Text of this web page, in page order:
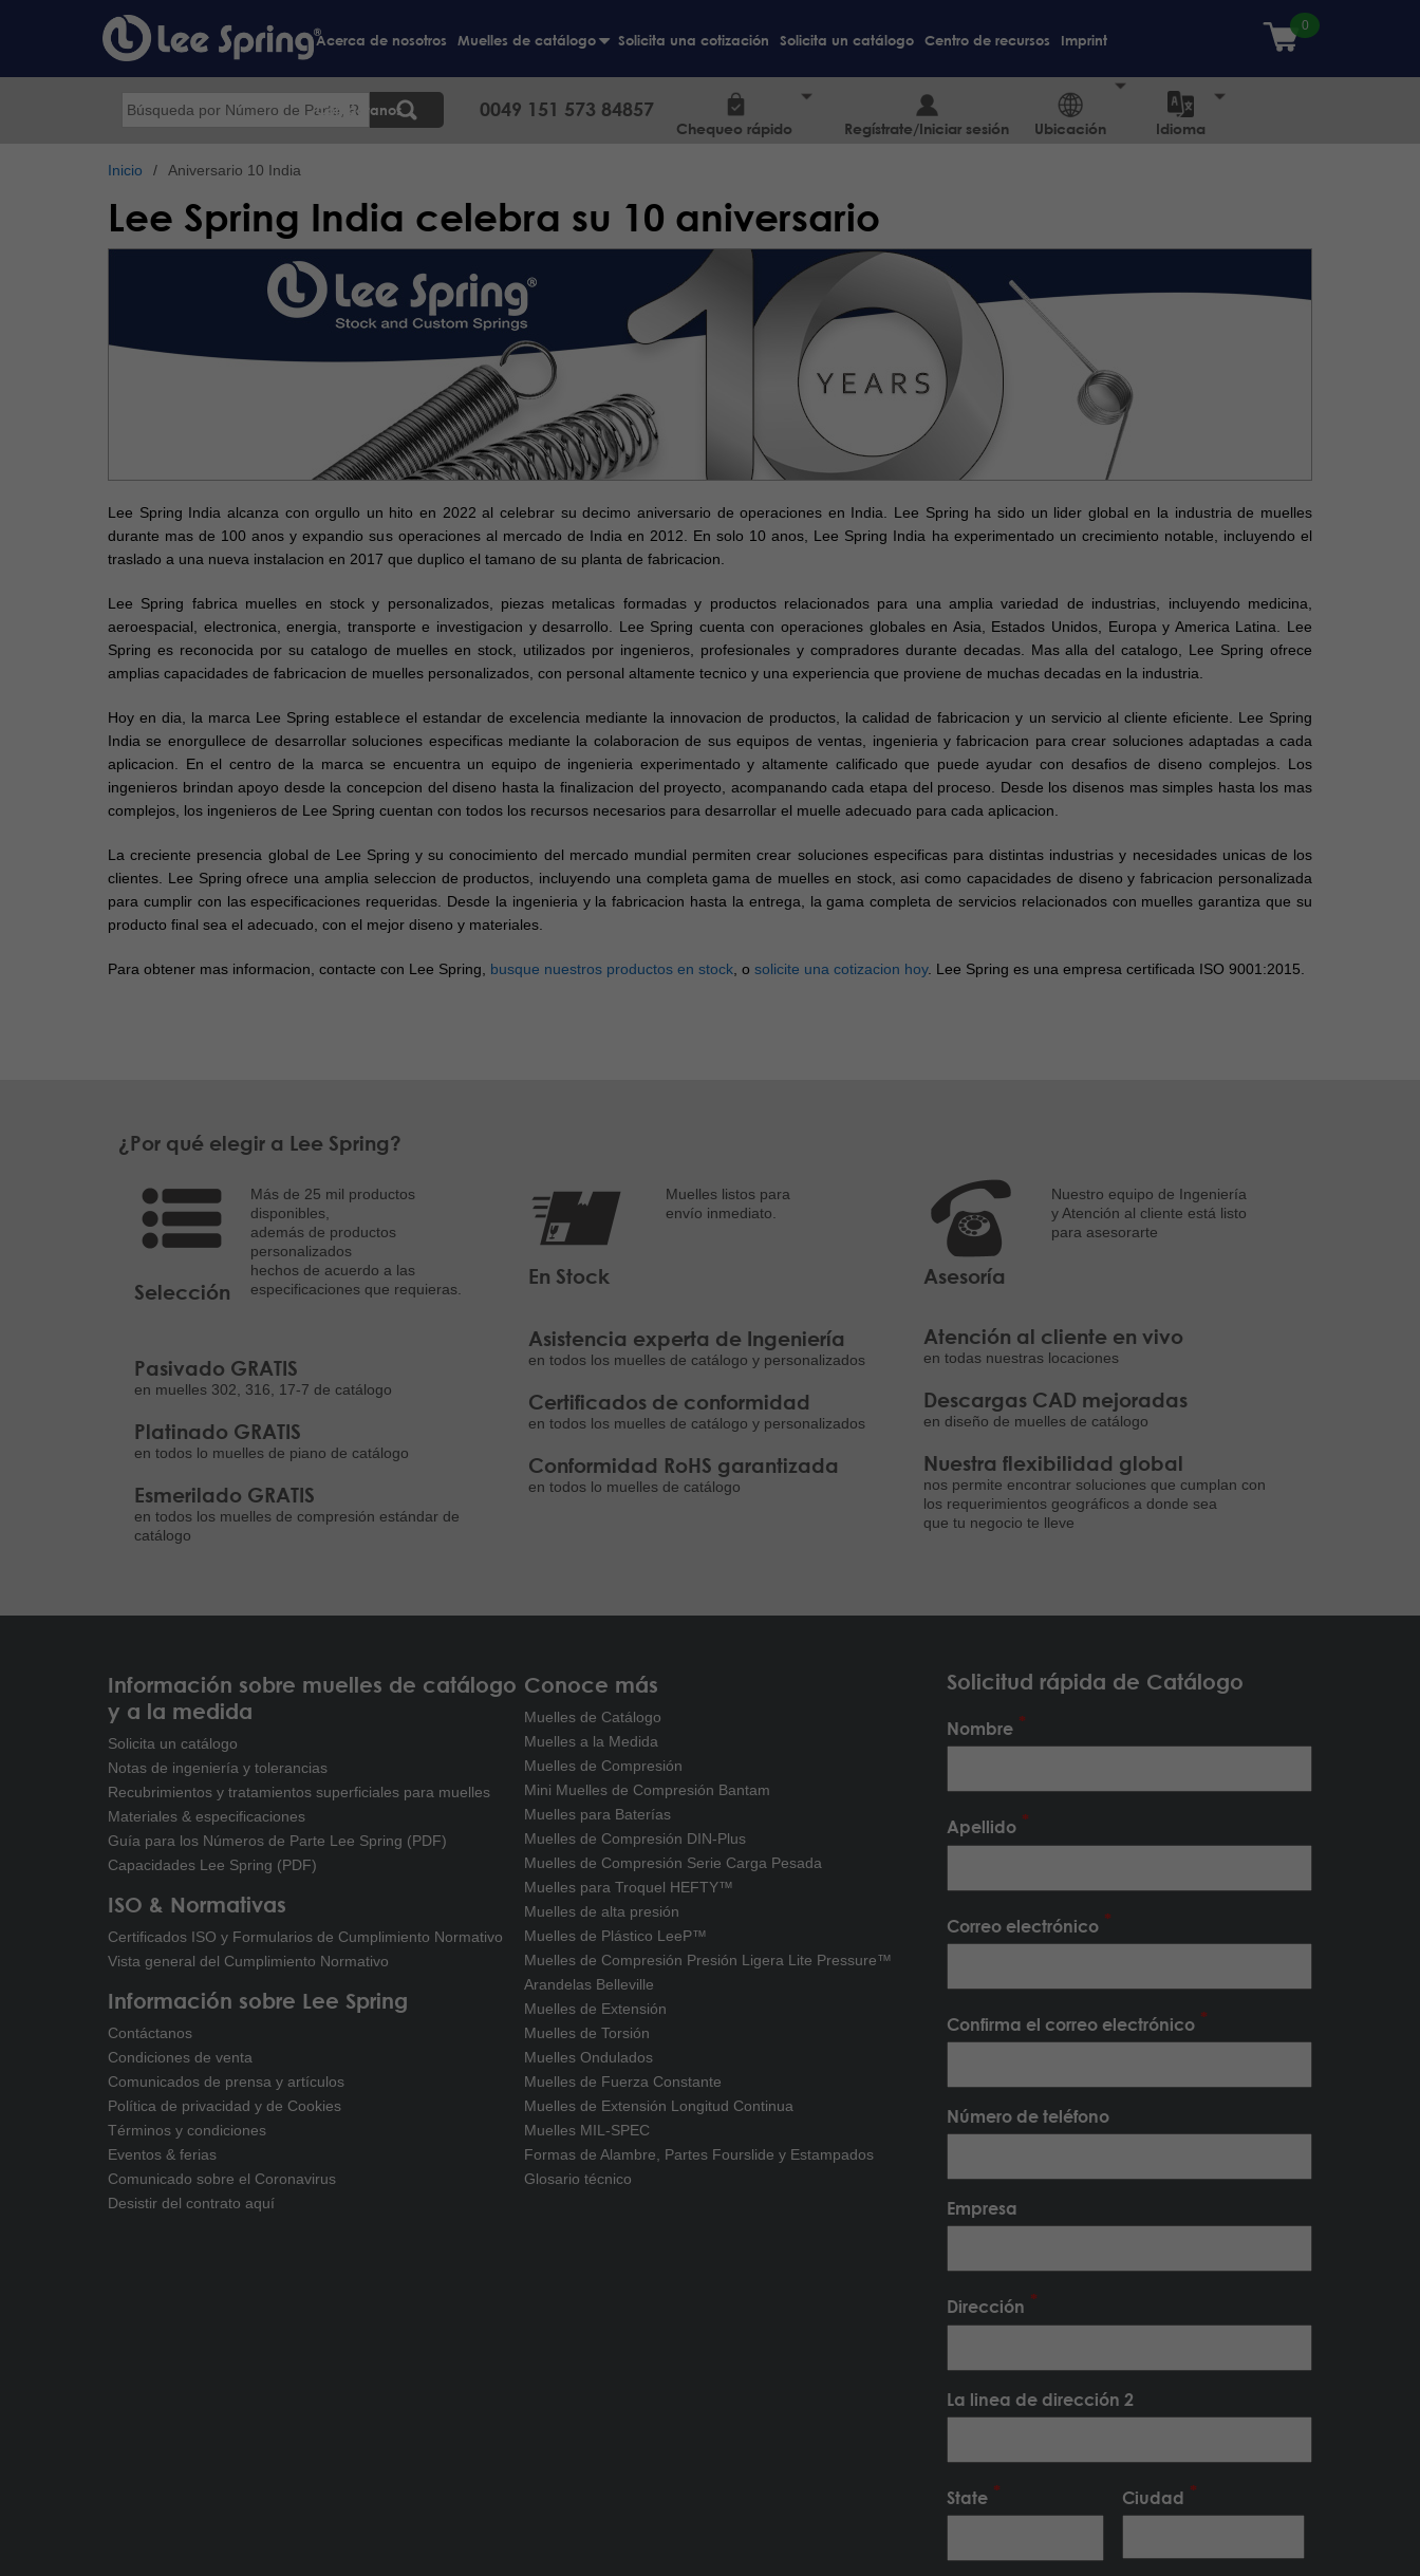
principal
Acerca de nosotros Muelles de catálogo Solicita una cotización Solicita un catálogo Centro de recursos Imprint
Contáctanos 0049 151 573 84857
Chequeo rápido Regístrate/Iniciar sesión Ubicación Idioma
Inicio Aniversario 10 India
Lee Spring India celebra su 10 aniversario
Lee Spring India alcanza con orgullo un hito en 2022 al celebrar su decimo aniversario de operaciones en India. Lee Spring ha sido un lider global en la industria de muelles
durante mas de 100 anos y expandio sus operaciones al mercado de India en 2012. En solo 10 anos, Lee Spring India ha experimentado un crecimiento notable, incluyendo el
traslado a una nueva instalacion en 2017 que duplico el tamano de su planta de fabricacion.
Lee Spring fabrica muelles en stock y personalizados, piezas metalicas formadas y productos relacionados para una amplia variedad de industrias, incluyendo medicina,
aeroespacial, electronica, energia, transporte e investigacion y desarrollo. Lee Spring cuenta con operaciones globales en Asia, Estados Unidos, Europa y America Latina. Lee
Spring es reconocida por su catalogo de muelles en stock, utilizados por ingenieros, profesionales y compradores durante decadas. Mas alla del catalogo, Lee Spring ofrece
amplias capacidades de fabricacion de muelles personalizados, con personal altamente tecnico y una experiencia que proviene de muchas decadas en la industria.
Hoy en dia, la marca Lee Spring establece el estandar de excelencia mediante la innovacion de productos, la calidad de fabricacion y un servicio al cliente eficiente. Lee Spring
India se enorgullece de desarrollar soluciones especificas mediante la colaboracion de sus equipos de ventas, ingenieria y fabricacion para crear soluciones adaptadas a cada
aplicacion. En el centro de la marca se encuentra un equipo de ingenieria experimentado y altamente calificado que puede ayudar con desafios de diseno complejos. Los
ingenieros brindan apoyo desde la concepcion del diseno hasta la finalizacion del proyecto, acompanando cada etapa del proceso. Desde los disenos mas simples hasta los mas
complejos, los ingenieros de Lee Spring cuentan con todos los recursos necesarios para desarrollar el muelle adecuado para cada aplicacion.
La creciente presencia global de Lee Spring y su conocimiento del mercado mundial permiten crear soluciones especificas para distintas industrias y necesidades unicas de los
clientes. Lee Spring ofrece una amplia seleccion de productos, incluyendo una completa gama de muelles en stock, asi como capacidades de diseno y fabricacion personalizada
para cumplir con las especificaciones requeridas. Desde la ingenieria y la fabricacion hasta la entrega, la gama completa de servicios relacionados con muelles garantiza que su
producto final sea el adecuado, con el mejor diseno y materiales.
Para obtener mas informacion, contacte con Lee Spring, busque nuestros productos en stock, o solicite una cotizacion hoy. Lee Spring es una empresa certificada ISO 9001:2015.
¿Por qué elegir a Lee Spring?
Selección
Más de 25 mil productos
disponibles,
además de productos
personalizados
hechos de acuerdo a las
especificaciones que requieras.
Pasivado GRATIS
en muelles 302, 316, 17-7 de catálogo
Platinado GRATIS
en todos lo muelles de piano de catálogo
Esmerilado GRATIS
en todos los muelles de compresión estándar de
catálogo
En Stock
Muelles listos para
envío inmediato.
Asistencia experta de Ingeniería
en todos los muelles de catálogo y personalizados
Certificados de conformidad
en todos los muelles de catálogo y personalizados
Conformidad RoHS garantizada
en todos lo muelles de catálogo
Asesoría
Nuestro equipo de Ingeniería
y Atención al cliente está listo
para asesorarte
Atención al cliente en vivo
en todas nuestras locaciones
Descargas CAD mejoradas
en diseño de muelles de catálogo
Nuestra flexibilidad global
nos permite encontrar soluciones que cumplan con
los requerimientos geográficos a donde sea
que tu negocio te lleve
Información sobre muelles de catálogo
y a la medida
Solicita un catálogo
Notas de ingeniería y tolerancias
Recubrimientos y tratamientos superficiales para muelles
Materiales & especificaciones
Guía para los Números de Parte Lee Spring (PDF)
Capacidades Lee Spring (PDF)
Conoce más
Muelles de Catálogo
Muelles a la Medida
Muelles de Compresión
Mini Muelles de Compresión Bantam
Muelles para Baterías
Muelles de Compresión DIN-Plus
Muelles de Compresión Serie Carga Pesada
Muelles para Troquel HEFTY™
Muelles de alta presión
Muelles de Plástico LeeP™
Muelles de Compresión Presión Ligera Lite Pressure™
Arandelas Belleville
Muelles de Extensión
Muelles de Torsión
Muelles Ondulados
Muelles de Fuerza Constante
Muelles de Extensión Longitud Continua
Muelles MIL-SPEC
Formas de Alambre, Partes Fourslide y Estampados
Glosario técnico
ISO & Normativas
Certificados ISO y Formularios de Cumplimiento Normativo
Vista general del Cumplimiento Normativo
Información sobre Lee Spring
Contáctanos
Condiciones de venta
Comunicados de prensa y artículos
Política de privacidad y de Cookies
Términos y condiciones
Eventos & ferias
Comunicado sobre el Coronavirus
Desistir del contrato aquí
Solicitud rápida de Catálogo
Nombre
Apellido
Correo electrónico
Confirma el correo electrónico
Número de teléfono
Empresa
Dirección
La linea de dirección 2
State Ciudad